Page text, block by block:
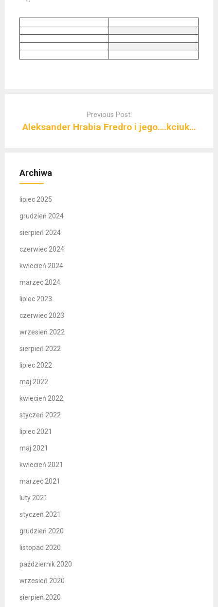
Previous Post:
Aleksander Hrabia Fredro i jego….kciuk…
Archiwa
lipiec 2025
grudzień 2024
sierpień 2024
czerwiec 2024
kwiecień 2024
marzec 2024
lipiec 2023
czerwiec 2023
wrzesień 2022
sierpień 2022
lipiec 2022
maj 2022
kwiecień 2022
styczeń 2022
lipiec 2021
maj 2021
kwiecień 2021
marzec 2021
luty 2021
styczeń 2021
grudzień 2020
listopad 2020
październik 2020
wrzesień 2020
sierpień 2020